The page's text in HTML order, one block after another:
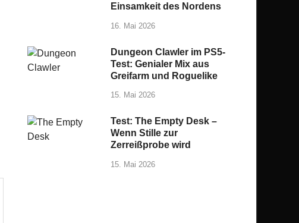
Einsamkeit des Nordens
16. Mai 2026
Dungeon Clawler im PS5-
Test: Genialer Mix aus
Greifarm und Roguelike
15. Mai 2026
Test: The Empty Desk –
Wenn Stille zur
Zerreißprobe wird
15. Mai 2026